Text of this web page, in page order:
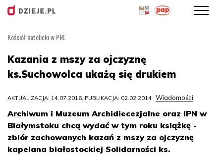
treści
Kościół katolicki w PRL
Kazania z mszy za ojczyznę
ks.Suchowolca ukażą się drukiem
AKTUALIZACJA: 14.07.2016, PUBLIKACJA: 02.02.2014 Wiadomości
Archiwum i Muzeum Archidiecezjalne oraz IPN w
Białymstoku chcą wydać w tym roku książkę -
zbiór zachowanych kazań z mszy za ojczyznę
kapelana białostockiej Solidarności ks.